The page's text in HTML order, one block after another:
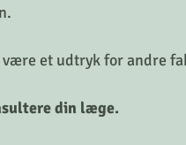
et udtryk for andre
din læge.